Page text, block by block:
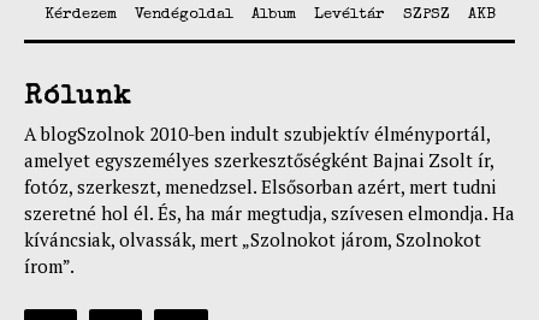
Kérdezem
Vendégoldal Album Levéltár SZPSZ AKB
Rólunk
A blogSzolnok 2010-ben indult szubjektív élményportál,
amelyet egyszemélyes szerkesztőségként Bajnai Zsolt ír,
fotóz, szerkeszt, menedzsel. Elsősorban azért, mert tudni
szeretné hol él. És, ha már megtudja, szívesen elmondja. Ha
kíváncsiak, olvassák, mert „Szolnokot járom, Szolnokot
írom”.